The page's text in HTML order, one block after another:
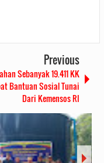
Previous
Sebanyak 19.411 KK
Bantuan Sosial Tunai
Dari Kemensos RI